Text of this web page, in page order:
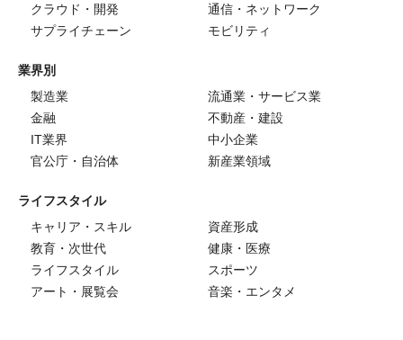
クラウド・開発
通信・ネットワーク
サプライチェーン
モビリティ
業界別
製造業
流通業・サービス業
金融
不動産・建設
IT業界
中小企業
官公庁・自治体
新産業領域
ライフスタイル
キャリア・スキル
資産形成
教育・次世代
健康・医療
ライフスタイル
スポーツ
アート・展覧会
音楽・エンタメ